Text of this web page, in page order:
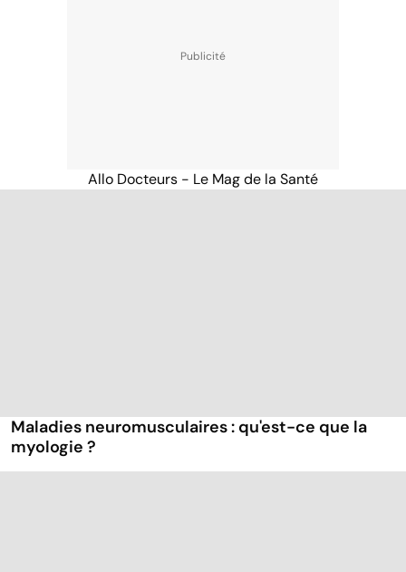
Allo Docteurs - Le Mag de la Santé
Maladies neuromusculaires : qu'est-ce que la
myologie ?